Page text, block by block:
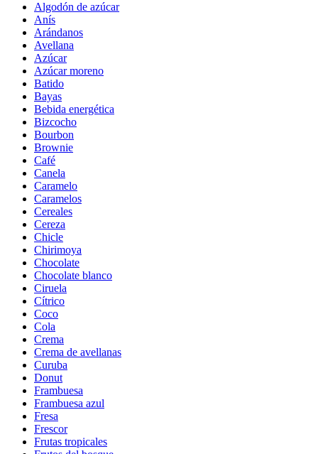
Algodón de azúcar
Anís
Arándanos
Avellana
Azúcar
Azúcar moreno
Batido
Bayas
Bebida energética
Bizcocho
Bourbon
Brownie
Café
Canela
Caramelo
Caramelos
Cereales
Cereza
Chicle
Chirimoya
Chocolate
Chocolate blanco
Ciruela
Cítrico
Coco
Cola
Crema
Crema de avellanas
Curuba
Donut
Frambuesa
Frambuesa azul
Fresa
Frescor
Frutas tropicales